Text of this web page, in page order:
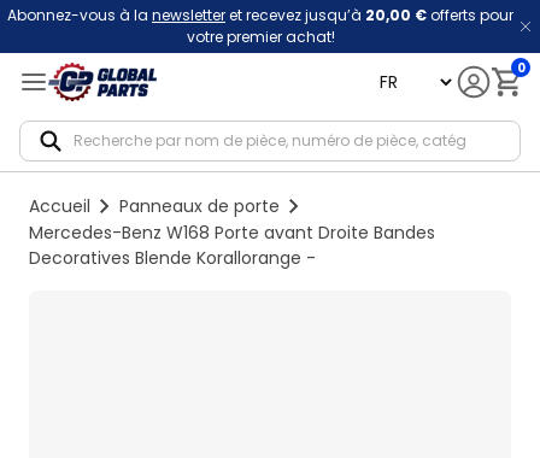
Abonnez-vous à la newsletteret recevez jusqu’à 20,00 €offerts pour
votre premier achat!
language 0
Accueil
Panneaux de porte
Mercedes-Benz W168 Porte avant Droite Bandes
Decoratives Blende Korallorange -